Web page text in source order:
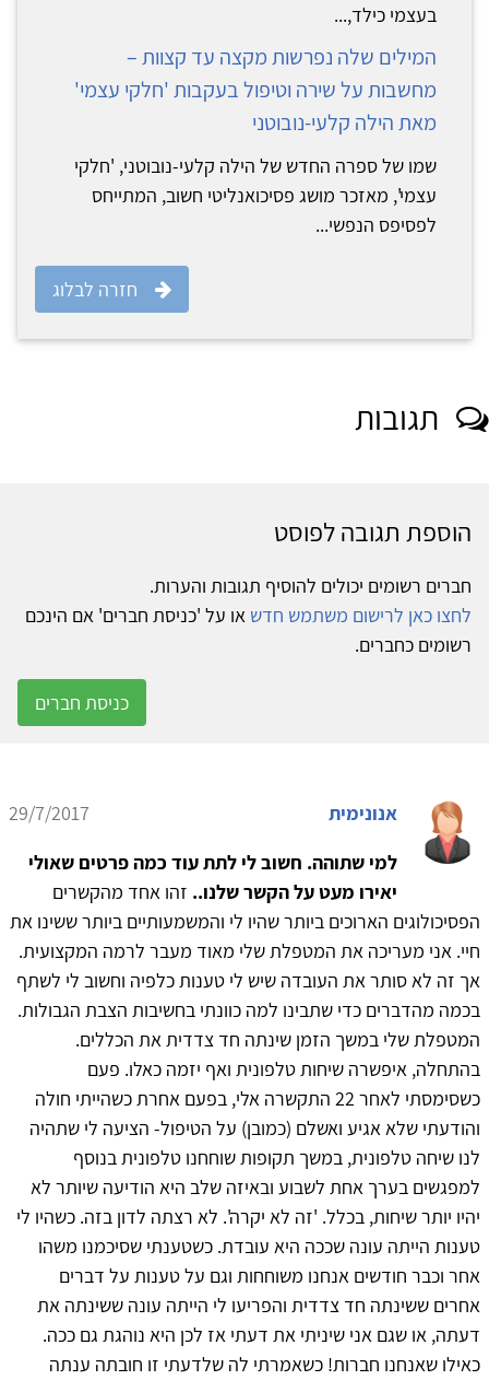
בעצמי כילד,...
המילים שלה נפרשות מקצה עד קצוות –
מחשבות על שירה וטיפול בעקבות 'חלקי עצמי'
מאת הילה קלעי-נובוטני
שמו של ספרה החדש של הילה קלעי-נובוטני, 'חלקי
עצמי', מאזכר מושג פסיכואנליטי חשוב, המתייחס
לפסיפס הנפשי...
חזרה לבלוג
תגובות
הוספת תגובה לפוסט
חברים רשומים יכולים להוסיף תגובות והערות.
לחצו כאן לרישום משתמש חדש או על 'כניסת חברים' אם הינכם
רשומים כחברים.
כניסת חברים
אנונימית
29/7/2017
למי שתוהה. חשוב לי לתת עוד כמה פרטים שאולי
יאירו מעט על הקשר שלנו.. זהו אחד מהקשרים
הפסיכולוגים הארוכים ביותר שהיו לי והמשמעותיים ביותר ששינו את
חיי. אני מעריכה את המטפלת שלי מאוד מעבר לרמה המקצועית.
אך זה לא סותר את העובדה שיש לי טענות כלפיה וחשוב לי לשתף
בכמה מהדברים כדי שתבינו למה כוונתי בחשיבות הצבת הגבולות.
המטפלת שלי במשך הזמן שינתה חד צדדית את הכללים.
בהתחלה, איפשרה שיחות טלפונית ואף יזמה כאלו. פעם
כשסימסתי לאחר 22 התקשרה אלי, בפעם אחרת כשהייתי חולה
והודעתי שלא אגיע ואשלם (כמובן) על הטיפול- הציעה לי שתהיה
לנו שיחה טלפונית, במשך תקופות שוחחנו טלפונית בנוסף
למפגשים בערך אחת לשבוע ובאיזה שלב היא הודיעה שיותר לא
יהיו יותר שיחות, בכלל. 'זה לא יקרה'. לא רצתה לדון בזה. כשהיו לי
טענות הייתה עונה שככה היא עובדת. כשטענתי שסיכמנו משהו
אחר וכבר חודשים אנחנו משוחחות וגם על טענות על דברים
אחרים ששינתה חד צדדית והפריעו לי הייתה עונה ששינתה את
דעתה, או שגם אני שיניתי את דעתי אז לכן היא נוהגת גם ככה.
כאילו שאנחנו חברות! כשאמרתי לה שלדעתי זו חובתה ענתה